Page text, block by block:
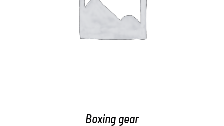
DETAILS
Boxing gear